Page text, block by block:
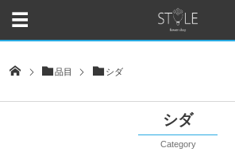
品目 シダ
シダ
Category